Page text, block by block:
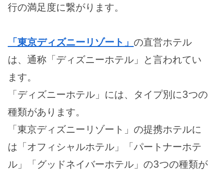
行の満足度に繋がります。
「東京ディズニーリゾート」 の直営ホテル
は、通称「ディズニーホテル」と言われてい
ます。
「ディズニーホテル」には、タイプ別に3つの
種類があります。
「東京ディズニーリゾート」の提携ホテルに
は「オフィシャルホテル」「パートナーホテ
ル」「グッドネイバーホテル」の3つの種類が